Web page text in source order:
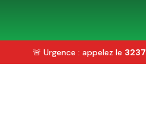
🚨 Urgence : appelez le 3237